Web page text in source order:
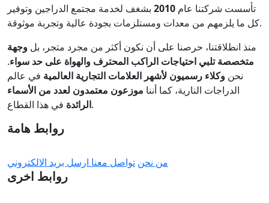
تأسست شركتنا عام 2010 بشغف لخدمة مجتمع الدراجين وتوفير
كل ما يلزمهم من معدات ومستلزمات بجودة عالية وتجربة موثوقة.
منذ انطلاقتنا، حرصنا على أن نكون أكثر من مجرد متجر، بل وجهة
متخصصة تلبي احتياجات الراكب المحترف والهواة على حد سواء.
نحن وكلاء رسميون لأشهر العلامات التجارية العالمية في عالم
الدراجات النارية، كما أننا موزعون معتمدون لعدد من الأسماء
الرائدةفي هذا القطاع.
روابط هامة
من نحن تواصل معنا ارسل بريد الالكتروني
روابط اخرى